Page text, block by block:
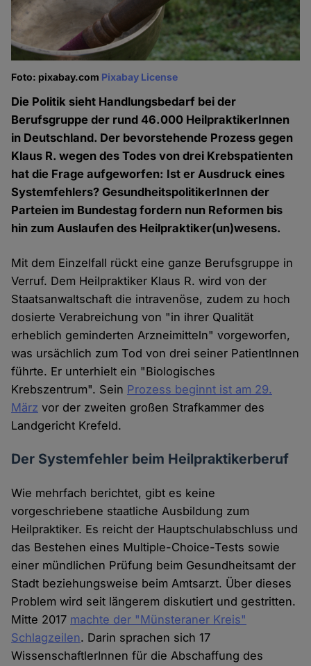
Foto: pixabay.com Pixabay License
Die Politik sieht Handlungsbedarf bei der
Berufsgruppe der rund 46.000 HeilpraktikerInnen
in Deutschland. Der bevorstehende Prozess gegen
Klaus R. wegen des Todes von drei Krebspatienten
hat die Frage aufgeworfen: Ist er Ausdruck eines
Systemfehlers? GesundheitspolitikerInnen der
Parteien im Bundestag fordern nun Reformen bis
hin zum Auslaufen des Heilpraktiker(un)wesens.
Mit dem Einzelfall rückt eine ganze Berufsgruppe in
Verruf. Dem Heilpraktiker Klaus R. wird von der
Staatsanwaltschaft die intravenöse, zudem zu hoch
dosierte Verabreichung von "in ihrer Qualität
erheblich geminderten Arzneimitteln" vorgeworfen,
was ursächlich zum Tod von drei seiner PatientInnen
führte. Er unterhielt ein "Biologisches
Krebszentrum". Sein Prozess beginnt ist am 29.
März vor der zweiten großen Strafkammer des
Landgericht Krefeld.
Der Systemfehler beim Heilpraktikerberuf
Wie mehrfach berichtet, gibt es keine
vorgeschriebene staatliche Ausbildung zum
Heilpraktiker. Es reicht der Hauptschulabschluss und
das Bestehen eines Multiple-Choice-Tests sowie
einer mündlichen Prüfung beim Gesundheitsamt der
Stadt beziehungsweise beim Amtsarzt. Über dieses
Problem wird seit längerem diskutiert und gestritten.
Mitte 2017 machte der "Münsteraner Kreis"
Schlagzeilen. Darin sprachen sich 17
WissenschaftlerInnen für die Abschaffung des